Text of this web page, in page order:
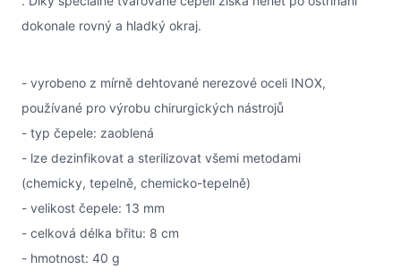
dokonale rovný a hladký okraj.
- vyrobeno z mírně dehtované nerezové oceli INOX,
používané pro výrobu chirurgických nástrojů
- typ čepele: zaoblená
- lze dezinfikovat a sterilizovat všemi metodami
(chemicky, tepelně, chemicko-tepelně)
- velikost čepele: 13 mm
- celková délka břitu: 8 cm
- hmotnost: 40 g